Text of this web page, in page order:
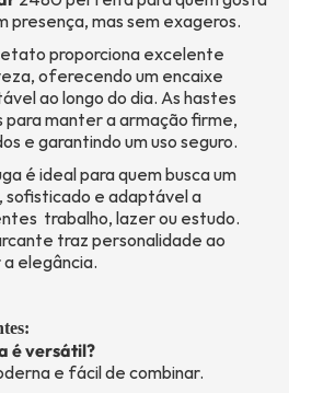
presença, mas sem exageros.
proporciona excelente
oferecendo um encaixe
ao longo do dia. As hastes
manter a armação firme,
e garantindo um uso seguro.
é ideal para quem busca um
sofisticado e adaptável a
trabalho, lazer ou estudo.
traz personalidade ao
elegância.
é versátil?
e fácil de combinar.